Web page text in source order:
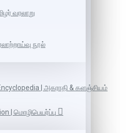
வரலாறு
நூல்
| அகராதி & களஞ்சியம்
| மொழிபெயர்ப்பு